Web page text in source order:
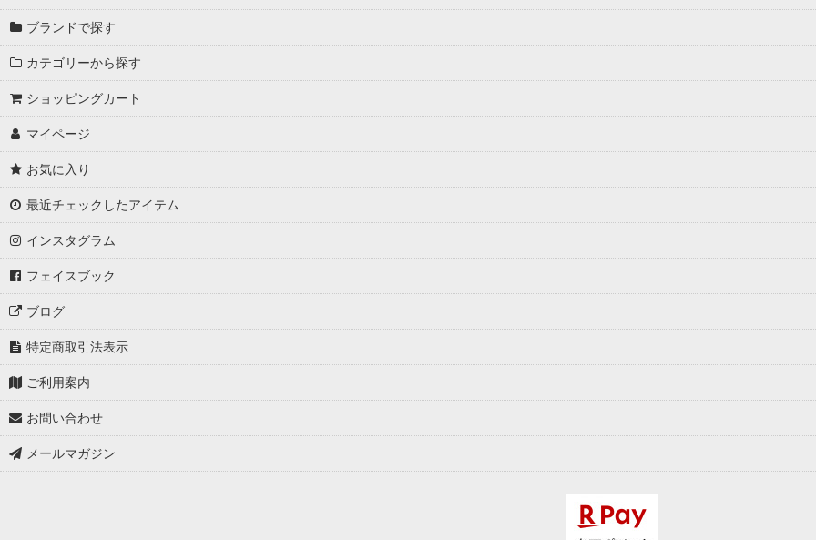
ブランドで探す
カテゴリーから探す
ショッピングカート
マイページ
お気に入り
最近チェックしたアイテム
インスタグラム
フェイスブック
ブログ
特定商取引法表示
ご利用案内
お問い合わせ
メールマガジン